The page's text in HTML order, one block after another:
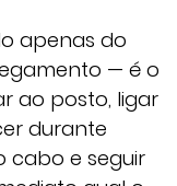
apenas do
— é o
ao posto, ligar
durante
cabo e seguir